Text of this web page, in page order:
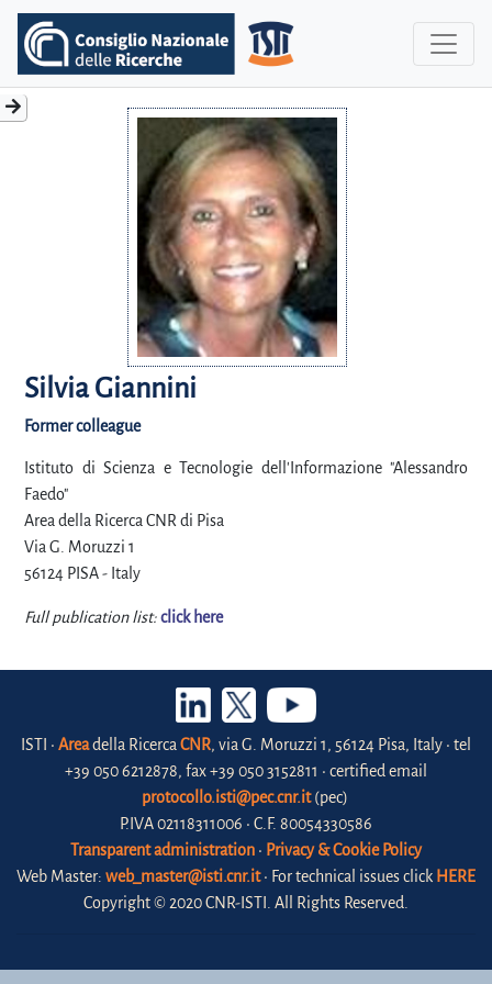
Silvia Giannini
Former colleague
Istituto di Scienza e Tecnologie dell'Informazione "Alessandro
Faedo"
Area della Ricerca CNR di Pisa
Via G. Moruzzi 1
56124 PISA - Italy
Full publication list:click here
ISTI • Areadella RicercaCNR, via G. Moruzzi 1, 56124 Pisa, Italy • tel
+39 050 6212878, fax +39 050 3152811 • certified email
protocollo.isti@pec.cnr.it(pec)
P.IVA 02118311006 • C.F. 80054330586
Transparent administration • Privacy & Cookie Policy
Web Master: web_master@isti.cnr.it• For technical issues click HERE
Copyright © 2020 CNR-ISTI. All Rights Reserved.